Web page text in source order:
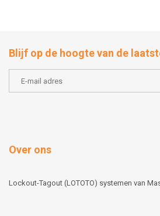
Blijf op de hoogte van de
Over ons
Lockout-Tagout (LOTOTO) systemen van